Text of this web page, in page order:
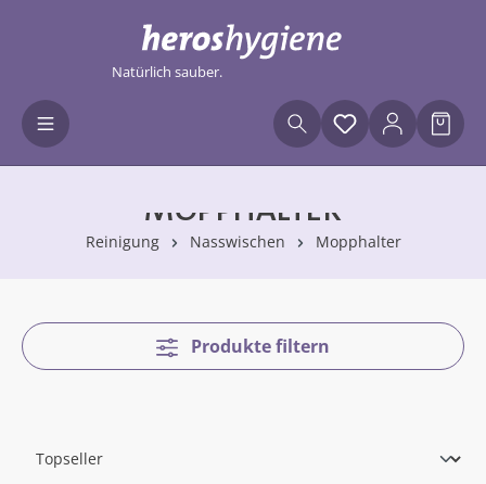
Zum Hauptinhalt springen
Natürlich sauber.
Du hast 0
MOPPHALTER
Reinigung Nasswischen Mopphalter
Produkte filtern